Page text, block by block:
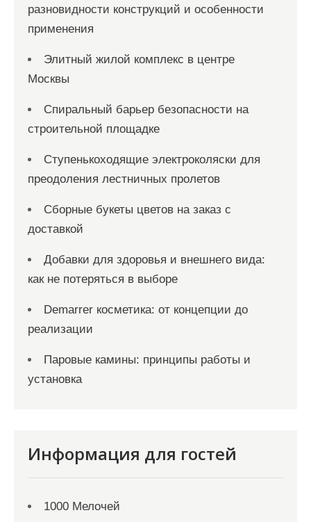
разновидности конструкций и особенности
применения
Элитный жилой комплекс в центре
Москвы
Спиральный барьер безопасности на
строительной площадке
Ступенькоходящие электроколяски для
преодоления лестничных пролетов
Сборные букеты цветов на заказ с
доставкой
Добавки для здоровья и внешнего вида:
как не потеряться в выборе
Demarrer косметика: от концепции до
реализации
Паровые камины: принципы работы и
установка
Информация для гостей
1000 Мелочей